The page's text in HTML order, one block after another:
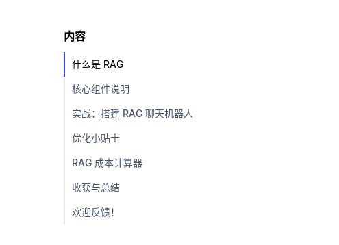
内容
什么是 RAG
核心组件说明
实战：搭建 RAG 聊天机器人
优化小贴士
RAG 成本计算器
收获与总结
欢迎反馈！